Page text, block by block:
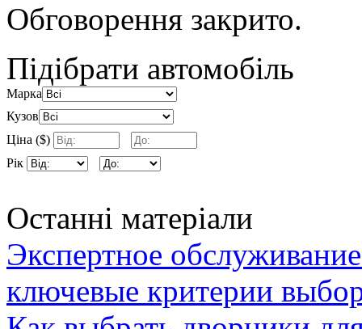
Обговорення закрито.
Підібрати автомобіль
Марка
Кузов
Ціна ($)
Рік
Останні матеріали
Экспертное
ключевые критерии